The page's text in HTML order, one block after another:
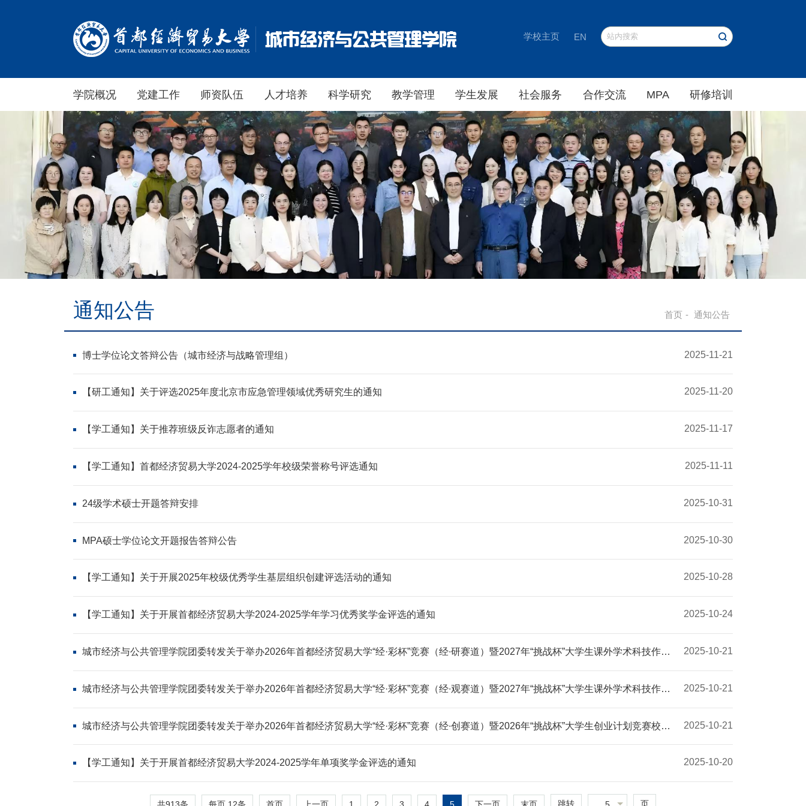
学校主页 EN
学院概况 党建工作 师资队伍 人才培养 科学研究 教学管理 学生发展 社会服务 合作交流 MPA 研修培训
通知公告 首页 - 通知公告
博士学位论文答辩公告（城市经济与战略管理组） 2025-11-21
【研工通知】关于评选2025年度北京市应急管理领域优秀研究生的通知 2025-11-20
【学工通知】关于推荐班级反诈志愿者的通知 2025-11-17
【学工通知】首都经济贸易大学2024-2025学年校级荣誉称号评选通知 2025-11-11
24级学术硕士开题答辩安排 2025-10-31
MPA硕士学位论文开题报告答辩公告 2025-10-30
【学工通知】关于开展2025年校级优秀学生基层组织创建评选活动的通知 2025-10-28
【学工通知】关于开展首都经济贸易大学2024-2025学年学习优秀奖学金评选的通知 2025-10-24
城市经济与公共管理学院团委转发关于举办2026年首都经济贸易大学“经·彩杯”竞赛（经∙研赛道）暨2027年“挑战杯”大学生课外学术科技作品
2025-10-21
城市经济与公共管理学院团委转发关于举办2026年首都经济贸易大学“经·彩杯”竞赛（经∙观赛道）暨2027年“挑战杯”大学生课外学术科技作品
2025-10-21
城市经济与公共管理学院团委转发关于举办2026年首都经济贸易大学“经·彩杯”竞赛（经∙创赛道）暨2026年“挑战杯”大学生创业计划竞赛校内
2025-10-21
【学工通知】关于开展首都经济贸易大学2024-2025学年单项奖学金评选的通知 2025-10-20
首页 上一页 下一页 末页 跳转 页